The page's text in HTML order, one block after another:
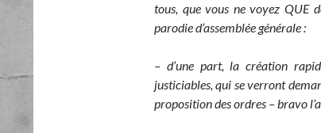
tous, que vous ne voyez QUE
parodie d’assemblée générale :
– d’une part, la création
justiciables, qui se verront
proposition des ordres – bravo